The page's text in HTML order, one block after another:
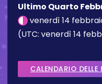
Ultimo Quarto
venerdì 14
(UTC: venerdì 14
CALENDARIO